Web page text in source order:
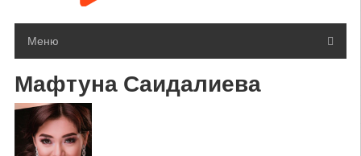
Меню
Мафтуна Саидалиева